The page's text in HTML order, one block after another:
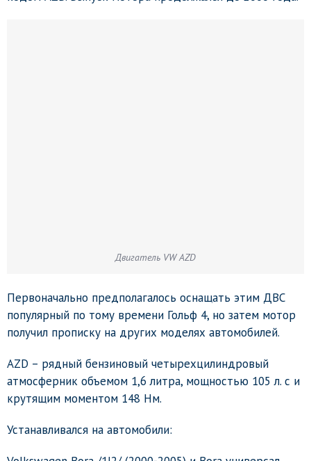
Двигатель VW AZD
Первоначально предполагалось оснащать этим ДВС
популярный по тому времени Гольф 4, но затем мотор
получил прописку на других моделях автомобилей.
AZD – рядный бензиновый четырехцилиндровый
атмосферник объемом 1,6 литра, мощностью 105 л. с и
крутящим моментом 148 Нм.
Устанавливался на автомобили: